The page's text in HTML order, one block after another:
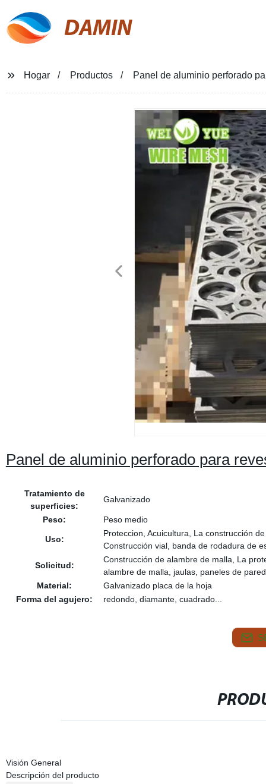
DAMIN
Hogar Productos Panel de aluminio perforado
Panel de aluminio perforado para
Tratamiento de
superficies:
Galvanizado
Peso: Peso medio
Uso:
Proteccion, Acuicultura, La construcción
Construcción vial, banda de rodadura de
Solicitud:
Construcción de alambre de malla, La
alambre de malla, jaulas, paneles de
Material:
Galvanizado placa de la hoja
Forma del agujero:
redondo, diamante, cuadrado...
Visión General
Descripción del producto